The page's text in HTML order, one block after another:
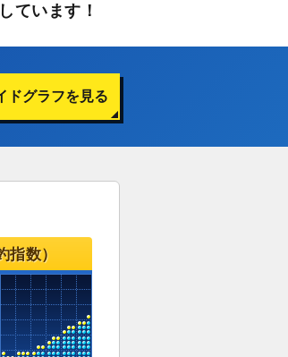
ています！
ドグラフを見る
指数）